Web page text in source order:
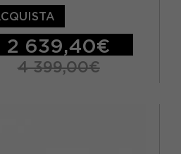
2 639,40€
4 399,00€